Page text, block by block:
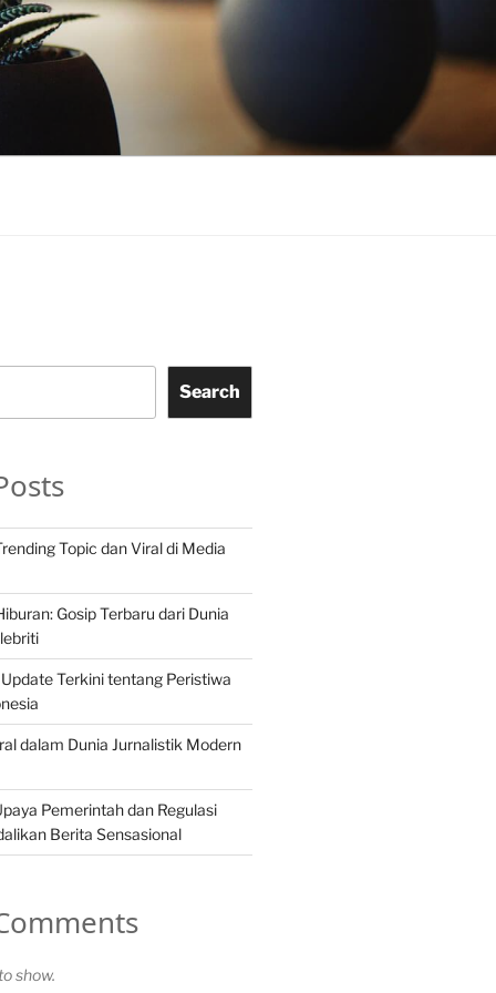
Search
Topic dan Viral di Media
Gosip Terbaru dari Dunia
Terkini tentang Peristiwa
dalam Dunia Jurnalistik Modern
Pemerintah dan Regulasi
Berita Sensasional
show.